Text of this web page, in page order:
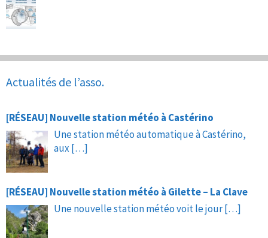
Actualités de l’asso.
[RÉSEAU] Nouvelle station météo à Castérino
Une station météo automatique à Castérino,
aux […]
[RÉSEAU] Nouvelle station météo à Gilette – La Clave
Une nouvelle station météo voit le jour[…]